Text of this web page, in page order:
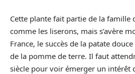
Cette plante fait partie de la famille
comme les liserons, mais s’avère
France, le succès de la patate
de la pomme de terre. Il faut
siècle pour voir émerger un intérêt